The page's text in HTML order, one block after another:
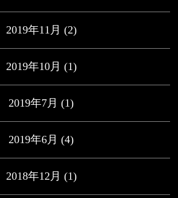
2019年11月 (2)
2019年10月 (1)
2019年7月 (1)
2019年6月 (4)
2018年12月 (1)